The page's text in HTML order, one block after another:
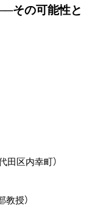
その可能性と
区内幸町）
教授）